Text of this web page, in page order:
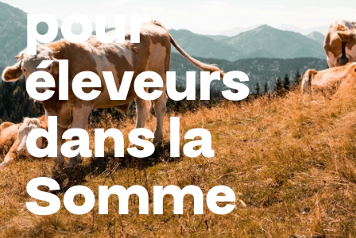
pour
éleveurs
dans la
Somme